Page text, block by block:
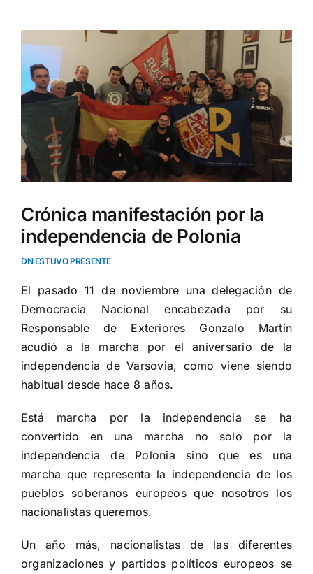
más
grande
Crónica manifestación por la
independencia de Polonia
DN ESTUVO PRESENTE
El pasado 11 de noviembre una delegación de
Democracia Nacional encabezada por su
Responsable de Exteriores Gonzalo Martín
acudió a la marcha por el aniversario de la
independencia de Varsovia, como viene siendo
habitual desde hace 8 años.
Está marcha por la independencia se ha
convertido en una marcha no solo por la
independencia de Polonia sino que es una
marcha que representa la independencia de los
pueblos soberanos europeos que nosotros los
nacionalistas queremos.
Un año más, nacionalistas de las diferentes
organizaciones y partidos políticos europeos se